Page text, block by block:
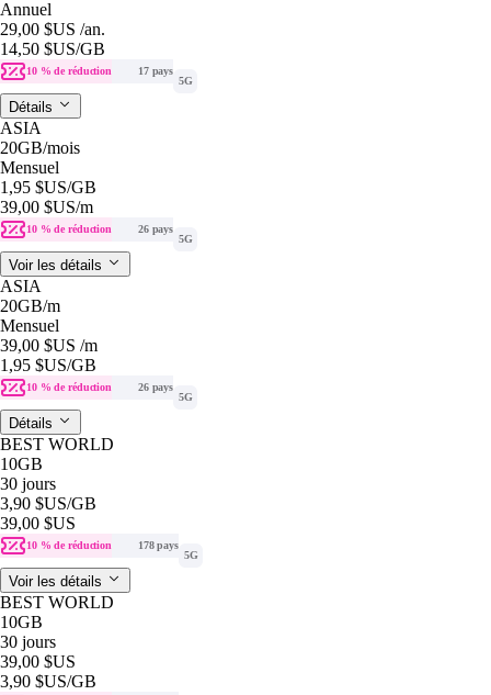
Annuel
29,00 $US /an.
14,50 $US/GB
10 % de réduction
17 pays
5G
Détails
ASIA
20GB/mois
Mensuel
1,95 $US/GB
39,00 $US/m
10 % de réduction
26 pays
5G
Voir les détails
ASIA
20GB/m
Mensuel
39,00 $US /m
1,95 $US/GB
10 % de réduction
26 pays
5G
Détails
BEST WORLD
10GB
30 jours
3,90 $US/GB
39,00 $US
10 % de réduction
178 pays
5G
Voir les détails
BEST WORLD
10GB
30 jours
39,00 $US
3,90 $US/GB